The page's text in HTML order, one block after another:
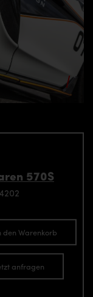
570S
den Warenkorb
anfragen